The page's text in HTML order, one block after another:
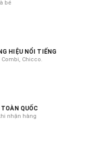
bé
HIỆU NỔI TIẾNG
Combi, Chicco.
QUỐC
nhận hàng